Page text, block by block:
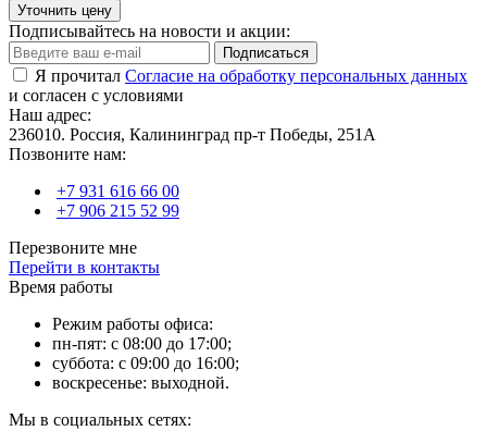
Уточнить цену
Подписывайтесь на новости и акции:
Подписаться
Я прочитал Согласие на обработку персональных данных
и согласен с условиями
Наш адрес:
236010. Россия, Калининград пр-т Победы, 251А
Позвоните нам:
+7 931 616 66 00
+7 906 215 52 99
Перезвоните мне
Перейти в контакты
Время работы
Режим работы офиса:
пн-пят: с 08:00 до 17:00;
суббота: с 09:00 до 16:00;
воскресенье: выходной.
Мы в социальных сетях: